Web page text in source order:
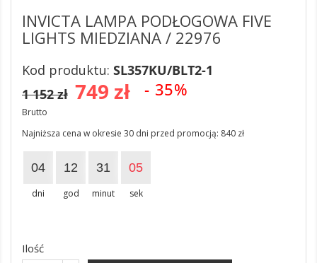
INVICTA LAMPA PODŁOGOWA FIVE
LIGHTS MIEDZIANA / 22976
Kod produktu: SL357KU/BLT2-1
749 zł - 35%
1 152 zł
Brutto
Najniższa cena w okresie 30 dni przed promocją: 840 zł
04
dni
12
god
31
minut
05
sek
Ilość